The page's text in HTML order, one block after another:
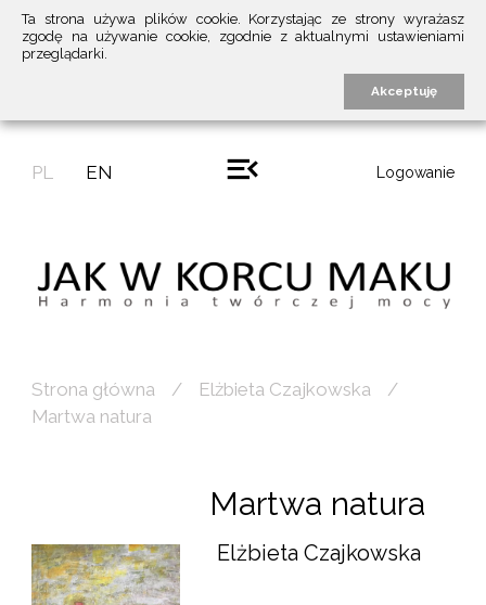
Ta strona używa plików cookie. Korzystając ze strony wyrażasz
zgodę na używanie cookie, zgodnie z aktualnymi ustawieniami
przeglądarki.
Akceptuję
PL EN Logowanie
Strona główna
Elżbieta Czajkowska
Martwa natura
Martwa natura
Elżbieta Czajkowska